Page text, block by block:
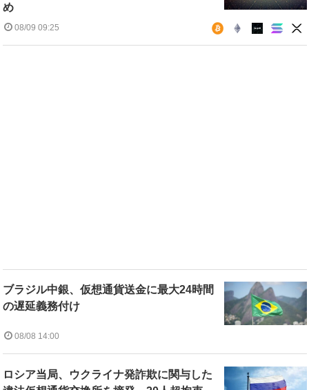
め
08/09 09:25
ブラジル中銀、仮想通貨送金に最大24時間
の遅延義務付け
08/08 14:00
ロシア当局、ウクライナ発詐欺に関与した